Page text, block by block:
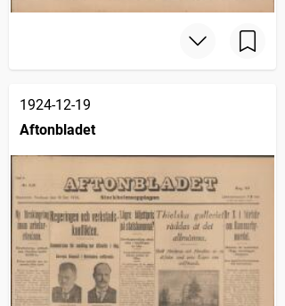
1924-12-19
Aftonbladet